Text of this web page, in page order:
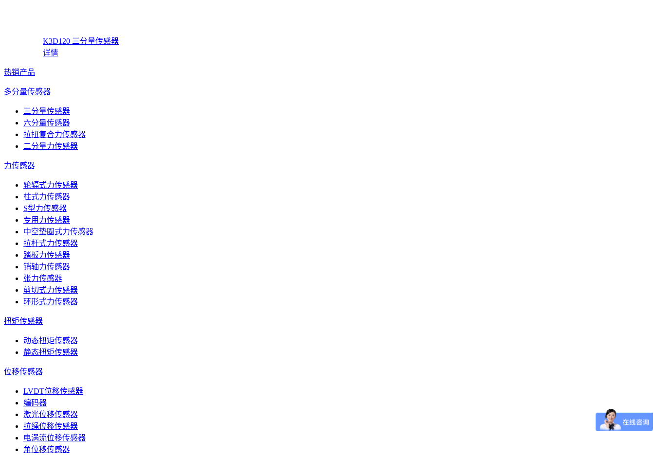
K3D120 三分量传感器
详情
热销产品
多分量传感器
三分量传感器
六分量传感器
拉扭复合力传感器
二分量力传感器
力传感器
轮辐式力传感器
柱式力传感器
S型力传感器
专用力传感器
中空垫圈式力传感器
拉杆式力传感器
踏板力传感器
销轴力传感器
张力传感器
剪切式力传感器
环形式力传感器
扭矩传感器
动态扭矩传感器
静态扭矩传感器
位移传感器
LVDT位移传感器
编码器
激光位移传感器
拉绳位移传感器
电涡流位移传感器
角位移传感器